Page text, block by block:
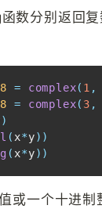
数分别返回复
= complex( 1 ,
= complex( 3 ,
)
( x*y) )
( x*y) )
或一个十进制